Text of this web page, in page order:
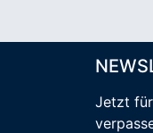
Jetzt